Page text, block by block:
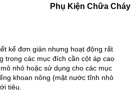
Phụ Kiện Chữa Cháy
kế đơn giản nhưng hoạt động rất
trong các mục đích cần cột áp cao
nhỏ hoặc sử dụng cho các mục
khoan nông (mặt nước tĩnh nhỏ
tiêu.